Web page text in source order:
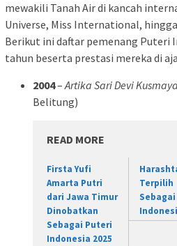
mewakili Tanah Air di kancah
Universe, Miss International,
Berikut ini daftar pemenang Puteri
tahun beserta prestasi mereka di
2004–Artika Sari Devi
Belitung)
READ MORE
Firsta Yufi
Amarta Putri
dari Jawa Timur
Dinobatkan
Sebagai Puteri
Indonesia 2025
Terpilih